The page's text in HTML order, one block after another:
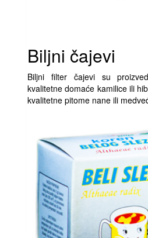
Biljni čajevi
Biljni filter čajevi su
kvalitetne domaće kamilice ili
kvalitetne pitome nane ili